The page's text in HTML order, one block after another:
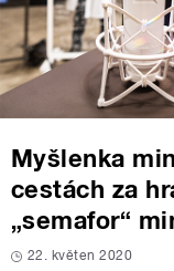
Myšlenka
cestách za
„semafor“
22. květen 2020